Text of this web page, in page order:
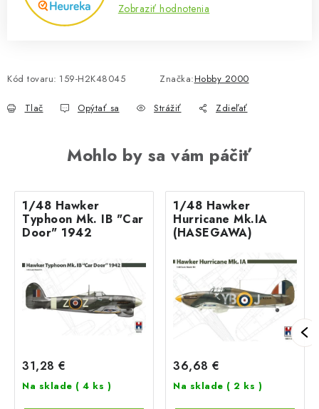
Zobraziť hodnotenia
Kód tovaru: 159-H2K48045 Značka:Hobby 2000
Tlač Opýtať sa Strážiť Zdieľať
Mohlo by sa vám páčiť
1/48 Hawker
Typhoon Mk. IB "Car
Door" 1942
31,28 €
Na sklade ( 4 ks )
1/48 Hawker
Hurricane Mk.IA
(HASEGAWA)
36,68 €
Na sklade ( 2 ks )